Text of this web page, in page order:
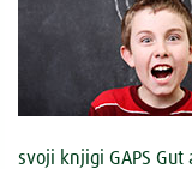
svoji knjigi GAPS